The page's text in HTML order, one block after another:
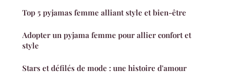
Top 5 pyjamas femme alliant style et bien-être
Adopter un pyjama femme pour allier confort et
style
Stars et défilés de mode : une histoire d'amour